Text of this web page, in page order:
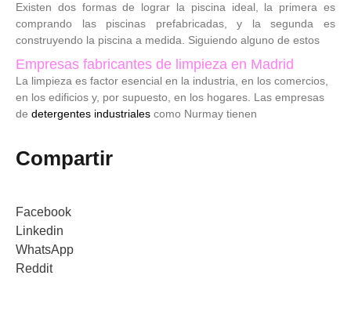
Existen dos formas de lograr la piscina ideal, la primera es
comprando las piscinas prefabricadas, y la segunda es
construyendo la piscina a medida. Siguiendo alguno de estos
Empresas fabricantes de limpieza en Madrid
La limpieza es factor esencial en la industria, en los comercios,
en los edificios y, por supuesto, en los hogares. Las empresas
de detergentes industriales como Nurmay tienen
Compartir
Facebook
Linkedin
WhatsApp
Reddit